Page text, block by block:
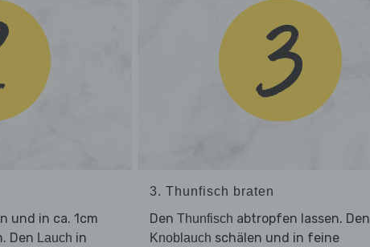
und in ca. 1cm
Den Lauch in
3. Thunfisch braten
Den Thunfisch abtropfen lassen. Den
Knoblauch schälen und in feine